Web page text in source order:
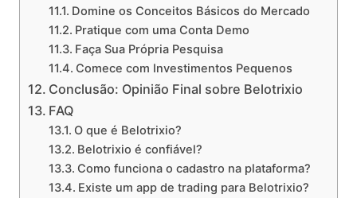
Domine os Conceitos Básicos do Mercado
Pratique com uma Conta Demo
Faça Sua Própria Pesquisa
Comece com Investimentos Pequenos
Conclusão: Opinião Final sobre Belotrixio
FAQ
O que é Belotrixio?
Belotrixio é confiável?
Como funciona o cadastro na plataforma?
Existe um app de trading para Belotrixio?